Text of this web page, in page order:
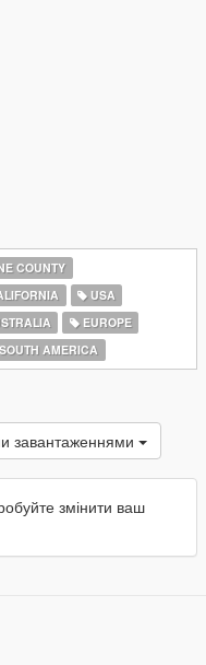
COUNTY
USA
EUROPE
AMERICA
завантаженнями
змінити ваш